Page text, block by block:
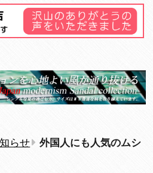
らせ
外国人にも人気のムシ